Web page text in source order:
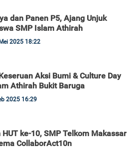
dan Panen P5, Ajang Unjuk
SMP Islam Athirah
2025 18:22
Aksi Bumi & Culture Day
Athirah Bukit Baruga
2025 16:29
HUT ke-10, SMP Telkom Makassar
CollaborAct10n